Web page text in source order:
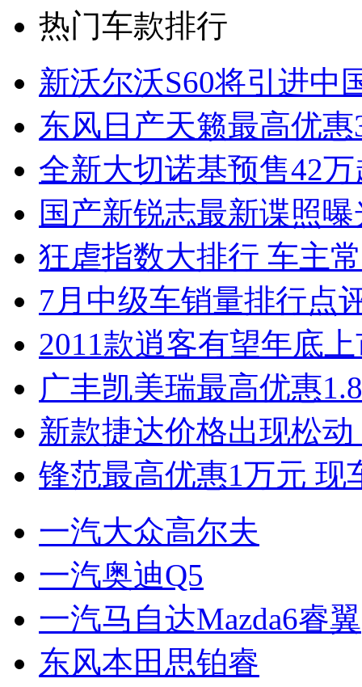
热门车款排行
新沃尔沃S60将引进中
东风日产天籁最高优
全新大切诺基预售42
国产新锐志最新谍照
狂虐指数大排行 车主
7月中级车销量排行点
2011款逍客有望年底
广丰凯美瑞最高优惠
新款捷达价格出现松
锋范最高优惠1万元 现
一汽大众高尔夫
一汽奥迪Q5
一汽马自达Mazda6睿翼
东风本田思铂睿